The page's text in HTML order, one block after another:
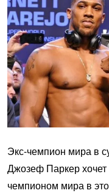
Экс-чемпион мира в
Джозеф Паркер
чемпионом мира в